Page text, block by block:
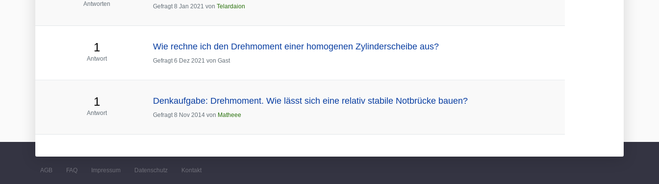
Antworten Gefragt 8 Jan 2021 von Telardaion
1
Antwort
Wie rechne ich den Drehmoment einer homogenen Zylinderscheibe aus?
Gefragt 6 Dez 2021 von Gast
1
Antwort
Denkaufgabe: Drehmoment. Wie lässt sich eine relativ stabile Notbrücke bauen?
Gefragt 8 Nov 2014 von Matheee
AGB FAQ Impressum Datenschutz Kontakt